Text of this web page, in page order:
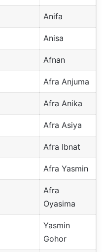
Anifa
Anisa
Afnan
Afra Anjuma
Afra Anika
Afra Asiya
Afra Ibnat
Afra Yasmin
Afra
Oyasima
Yasmin
Gohor